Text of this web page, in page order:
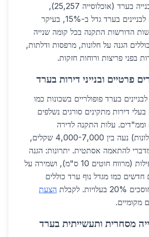
עם התרחבות הבנייה בערד (אוכלוסייה 25,257),
השימוש בסורגים לבניינים בערד גדל ב-15%, בעיקר
הדורשות התקנה בכל קומה שנייה
הגנה על חלונות, מרפסות ודלתות,
בפני פריצות ורוחות חזקות.
פרטיים ובנייני דירות בערד
בערד פופולריים בשכונות כמו
דירות מתקינים סורגים נשלפים
וממ"דים. עלות התקנה לדירה
סטנדרטית (4 חלונות) נעה בין 4,000-7,000 שקלים,
להתאמה אסתטית. יתרונות: הגנה
על ילדים מפני נפילות (מרווח חוטים 10 ס"מ), ושמירה על
חדשים כמו מגדל נוף ערד כוללים
לקבלת
הצעת
מקומיים.
מסחרית ותעשייתית בערד